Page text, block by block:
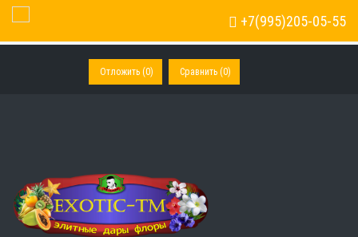
Отложить (0) Сравнить (0)
+7(995)205-05-55
Toggle Navigation